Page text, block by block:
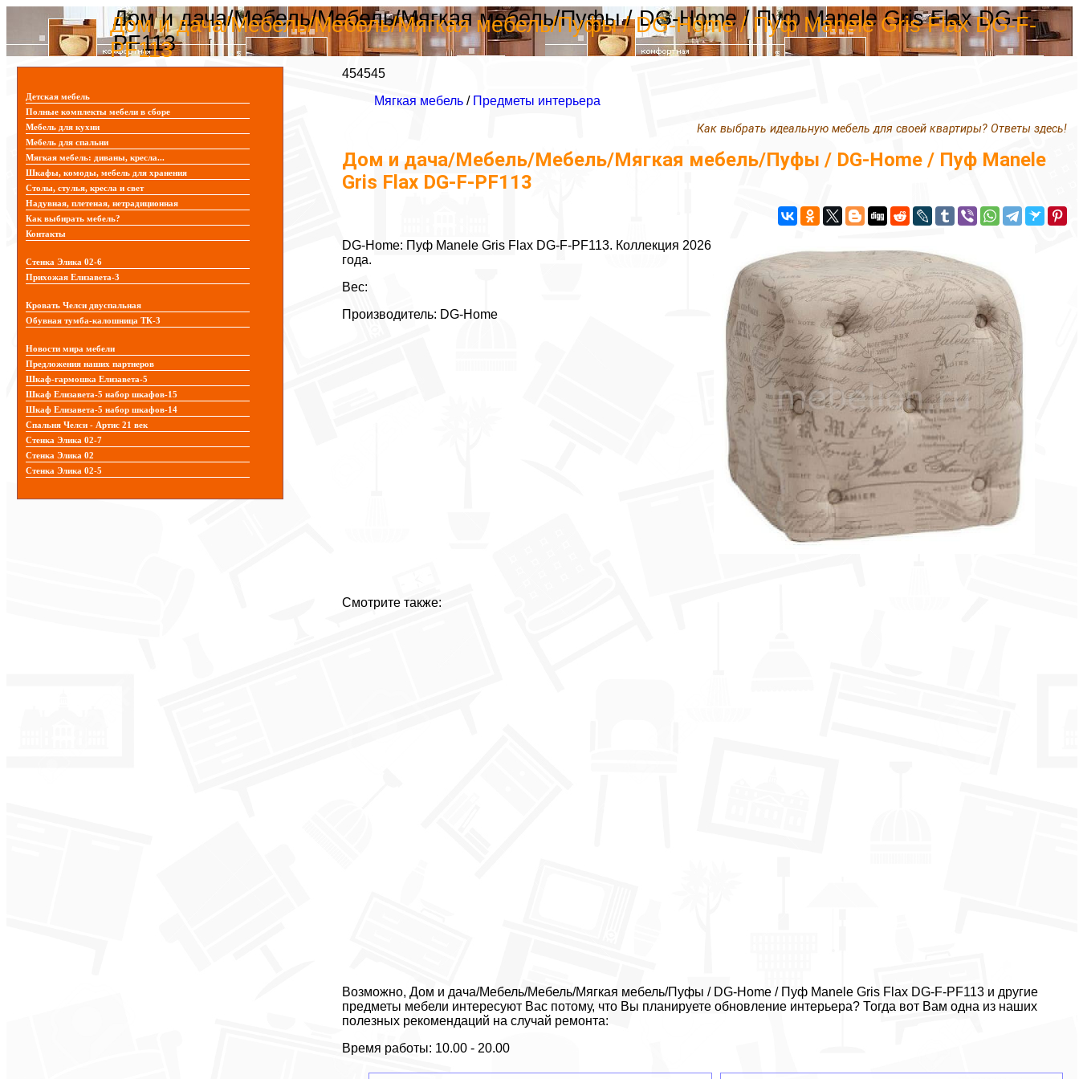
Дом и дача/Мебель/Мебель/Мягкая мебель/Пуфы / DG-Home / Пуф Manele Gris Flax DG-F-
PF113
Дом и дача/Мебель/Мебель/Мягкая мебель/Пуфы / DG-Home / Пуф Manele Gris Flax DG-F-
PF113
454545
Мягкая мебель / Предметы интерьера
Как выбрать идеальную мебель для своей квартиры? Ответы здесь!
Дом и дача/Мебель/Мебель/Мягкая мебель/Пуфы / DG-Home / Пуф Manele
Gris Flax DG-F-PF113
DG-Home: Пуф Manele Gris Flax DG-F-PF113. Коллекция 2026
года.
Вес:
Производитель: DG-Home
Смотрите также:
Возможно, Дом и дача/Мебель/Мебель/Мягкая мебель/Пуфы / DG-Home / Пуф Manele Gris Flax DG-F-PF113 и другие
предметы мебели интересуют Вас потому, что Вы планируете обновление интерьера? Тогда вот Вам одна из наших
полезных рекомендаций на случай ремонта:
Время работы: 10.00 - 20.00
Детская мебель
Полные комплекты мебели в сборе
Мебель для кухни
Мебель для спальни
Мягкая мебель: диваны, кресла...
Шкафы, комоды, мебель для хранения
Столы, стулья, кресла и свет
Надувная, плетеная, нетрадиционная
Как выбирать мебель?
Контакты
Стенка Элика 02-6
Прихожая Елизавета-3
Кровать Челси двуспальная
Обувная тумба-калошница ТК-3
Новости мира мебели
Предложения наших партнеров
Шкаф-гармошка Елизавета-5
Шкаф Елизавета-5 набор шкафов-15
Шкаф Елизавета-5 набор шкафов-14
Спальня Челси - Артис 21 век
Стенка Элика 02-7
Стенка Элика 02
Стенка Элика 02-5